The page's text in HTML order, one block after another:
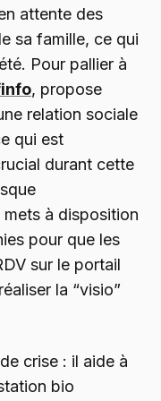
attente des
sa famille, ce qui
Pour pallier à
, propose
relation sociale
qui est
durant cette
mets à disposition
pour que les
sur le portail
la “visio”
crise : il aide à
bio